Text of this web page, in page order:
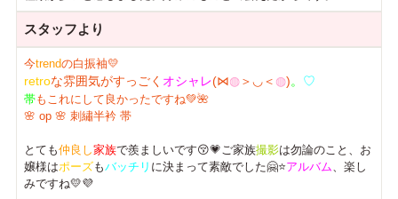
スタッフより
今trendの白振袖💛
retroな雰囲気がすっごく オシャレ(⋈◍＞◡＜ ◍)。 ♡
帯もこれにして良かったですね💚🌺
🌸 op 🌸 刺繡半衿 帯
とても仲良し家族で羨ましいです😚💗ご家族撮影は勿論のこと、お
嬢様はポーズもバッチリ に決まって素敵でした🤗⭐アルバム、楽し
みですね💛💜